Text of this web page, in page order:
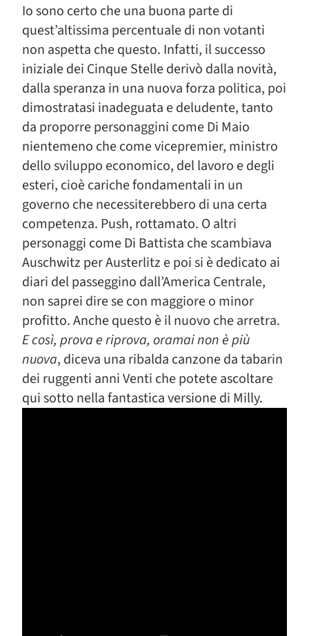
Io sono certo che una buona parte di
quest’altissima percentuale di non votanti
non aspetta che questo. Infatti, il successo
iniziale dei Cinque Stelle derivò dalla novità,
dalla speranza in una nuova forza politica, poi
dimostratasi inadeguata e deludente, tanto
da proporre personaggini come Di Maio
nientemeno che come vicepremier, ministro
dello sviluppo economico, del lavoro e degli
esteri, cioè cariche fondamentali in un
governo che necessiterebbero di una certa
competenza. Push, rottamato. O altri
personaggi come Di Battista che scambiava
Auschwitz per Austerlitz e poi si è dedicato ai
diari del passeggino dall’America Centrale,
non saprei dire se con maggiore o minor
profitto. Anche questo è il nuovo che arretra.
E così, prova e riprova, oramai non è più
nuova, diceva una ribalda canzone da tabarin
dei ruggenti anni Venti che potete ascoltare
qui sotto nella fantastica versione di Milly.